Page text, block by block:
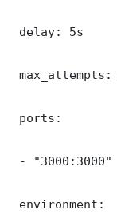
delay: 5s
max_attempts:
ports:
- "3000:3000"
environment: